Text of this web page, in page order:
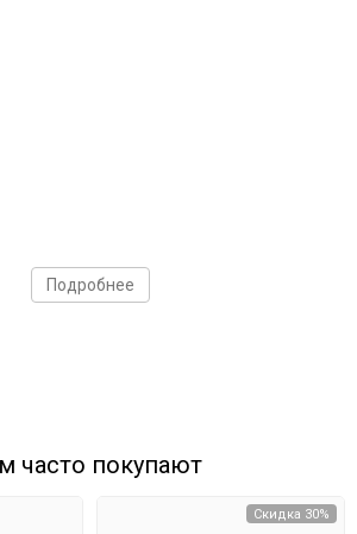
Подробнее
часто покупают
Скидка 30%